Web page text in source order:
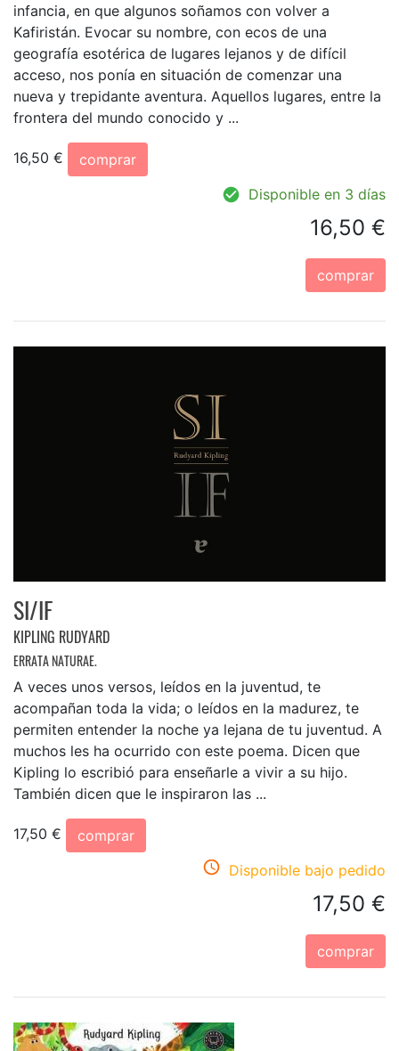
infancia, en que algunos soñamos con volver a
Kafiristán. Evocar su nombre, con ecos de una
geografía esotérica de lugares lejanos y de difícil
acceso, nos ponía en situación de comenzar una
nueva y trepidante aventura. Aquellos lugares, entre la
frontera del mundo conocido y ...
16,50 €
comprar
Disponible en 3 días
16,50 €
comprar
SI/IF
KIPLING RUDYARD
ERRATA NATURAE.
A veces unos versos, leídos en la juventud, te
acompañan toda la vida; o leídos en la madurez, te
permiten entender la noche ya lejana de tu juventud. A
muchos les ha ocurrido con este poema. Dicen que
Kipling lo escribió para enseñarle a vivir a su hijo.
También dicen que le inspiraron las ...
17,50 €
comprar
Disponible bajo pedido
17,50 €
comprar